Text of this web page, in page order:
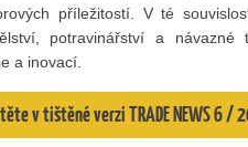
příležitostí. V té
potravinářství a návazné
a inovací.
v tištěné verzi TRADE NEWS 6